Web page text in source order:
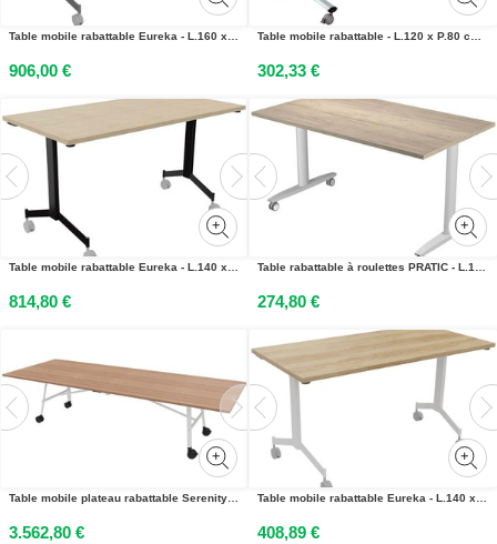
Table mobile rabattable Eureka - L.160 x P.80 cm - Plateau Argile - Pieds Aluminium
906,00 €
Table mobile rabattable - L.120 x P.80 cm - Plateau Hêtre - Pieds Aluminium
302,33 €
Table mobile rabattable Eureka - L.140 x P.70 cm - Plateau Chêne - Pieds Noir
814,80 €
Table rabattable à roulettes PRATIC - L.140 x P.80 cm - Plateau Chêne Canadien - Pieds Aluminium
274,80 €
Table mobile plateau rabattable Serenity 320 x 120 cm Noyer – Pied Blanc
3.562,80 €
Table mobile rabattable Eureka - L.140 x P.70 cm - Plateau Chêne Nebraska - Pieds Blanc
408,89 €